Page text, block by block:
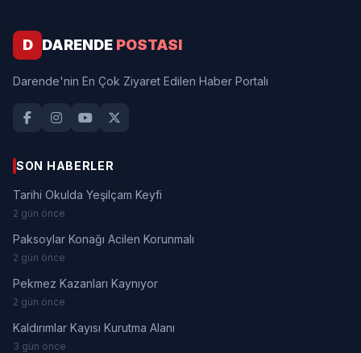
D DARENDE POSTASI
Darende'nin En Çok Ziyaret Edilen Haber Portalı
SON HABERLER
Tarihi Okulda Yeşilçam Keyfi
2 gün önce
Paksoylar Konağı Acilen Korunmalı
2 gün önce
Pekmez Kazanları Kaynıyor
2 gün önce
Kaldırımlar Kayısı Kurutma Alanı
3 gün önce